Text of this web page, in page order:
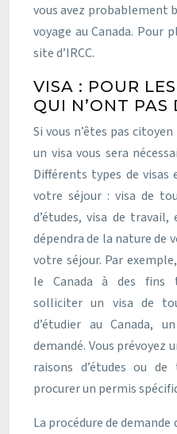
vous avez probablement
voyage au Canada. Pour
site d’IRCC.
VISA : POUR
QUI N’ONT PAS
Si vous n’êtes pas
un visa vous sera
Différents types de
votre séjour : visa de
d’études, visa de
dépendra de la nature de
votre séjour. Par
le Canada à des fins
solliciter un visa de
d’étudier au Canada,
demandé. Vous prévoyez
raisons d’études ou
procurer un permis
La procédure de demande